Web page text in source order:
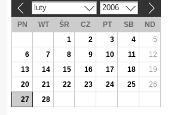
luty 2006
PN WT ŚR CZ PT SB
ND
1
2 3 4
5
6
7 8 9 10 11
12
13
14 15 16 17 18
19
20
21 22 23 24 25
26
27
28